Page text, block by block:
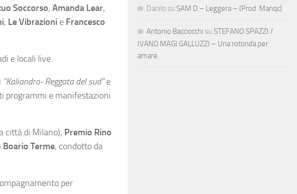
Soccorso, Amanda Lear,
, Le Vibrazioni e Francesco
e locali live.
“Kaliandro- Reggata del sud”e
programmi e manifestazioni
città di Milano), Premio Rino
Boario Terme, condotto da
per
Danilo su SAM D – Leggera – (Prod. Manqc)
Antonio Bacciocchi su STEFANO SPAZZI /
IVANO MAGI GALLUZZI – Una rotonda per
amare